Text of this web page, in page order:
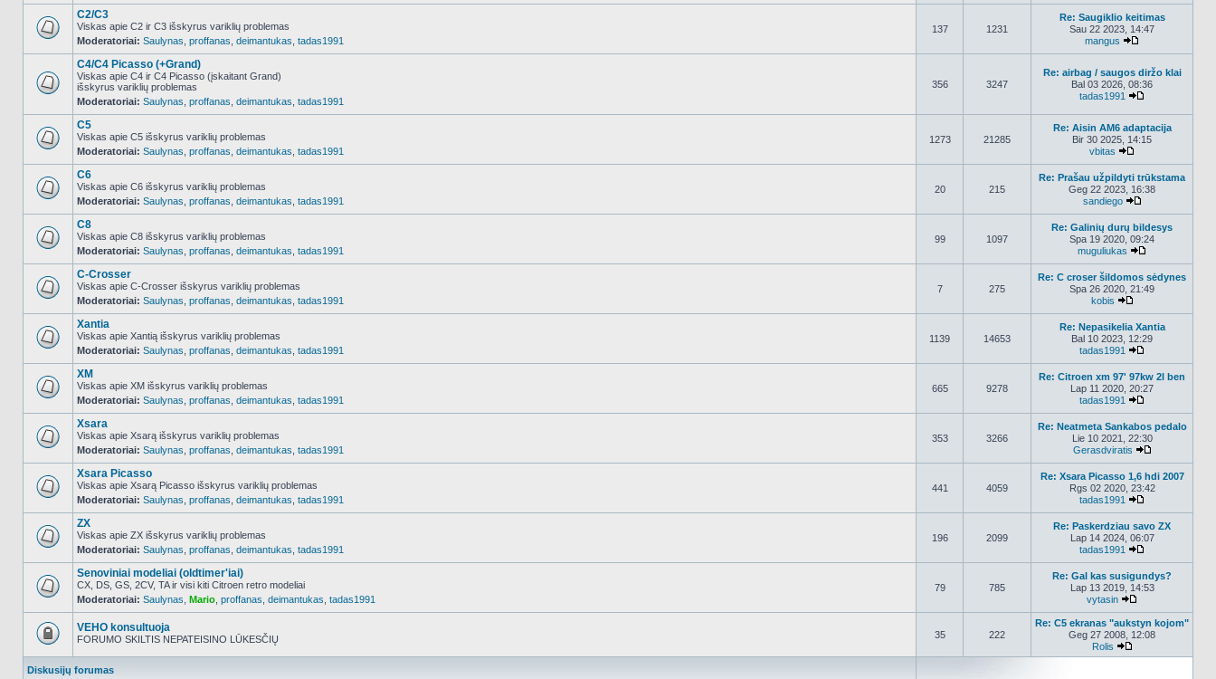
NO_UNREAD_POSTS
C2/C3
Viskas apie C2 ir C3 išskyrus variklių problemas
Moderatoriai: Saulynas proffanas deimantukas tadas1991
137 1231
Re: Saugiklio keitimas
Sau 22 2023, 14:47
mangus
NO_UNREAD_POSTS
C4/C4 Picasso (+Grand)
Viskas apie C4 ir C4 Picasso (įskaitant Grand)
išskyrus variklių problemas
Moderatoriai: Saulynas proffanas deimantukas tadas1991
356 3247
Re: airbag / saugos diržo klai
Bal 03 2026, 08:36
tadas1991
NO_UNREAD_POSTS
C5
Viskas apie C5 išskyrus variklių problemas
Moderatoriai: Saulynas proffanas deimantukas tadas1991
1273 21285
Re: Aisin AM6 adaptacija
Bir 30 2025, 14:15
vbitas
NO_UNREAD_POSTS
C6
Viskas apie C6 išskyrus variklių problemas
Moderatoriai: Saulynas proffanas deimantukas tadas1991
20 215
Re: Prašau užpildyti trūkstama
Geg 22 2023, 16:38
sandiego
NO_UNREAD_POSTS
C8
Viskas apie C8 išskyrus variklių problemas
Moderatoriai: Saulynas proffanas deimantukas tadas1991
99 1097
Re: Galinių durų bildesys
Spa 19 2020, 09:24
muguliukas
NO_UNREAD_POSTS
C-Crosser
Viskas apie C-Crosser išskyrus variklių problemas
Moderatoriai: Saulynas proffanas deimantukas tadas1991
7 275
Re: C croser šildomos sėdynes
Spa 26 2020, 21:49
kobis
NO_UNREAD_POSTS
Xantia
Viskas apie Xantią išskyrus variklių problemas
Moderatoriai: Saulynas proffanas deimantukas tadas1991
1139 14653
Re: Nepasikelia Xantia
Bal 10 2023, 12:29
tadas1991
NO_UNREAD_POSTS
XM
Viskas apie XM išskyrus variklių problemas
Moderatoriai: Saulynas proffanas deimantukas tadas1991
665 9278
Re: Citroen xm 97' 97kw 2l ben
Lap 11 2020, 20:27
tadas1991
NO_UNREAD_POSTS
Xsara
Viskas apie Xsarą išskyrus variklių problemas
Moderatoriai: Saulynas proffanas deimantukas tadas1991
353 3266
Re: Neatmeta Sankabos pedalo
Lie 10 2021, 22:30
Gerasdviratis
NO_UNREAD_POSTS
Xsara Picasso
Viskas apie Xsarą Picasso išskyrus variklių problemas
Moderatoriai: Saulynas proffanas deimantukas tadas1991
441 4059
Re: Xsara Picasso 1,6 hdi 2007
Rgs 02 2020, 23:42
tadas1991
NO_UNREAD_POSTS
ZX
Viskas apie ZX išskyrus variklių problemas
Moderatoriai: Saulynas proffanas deimantukas tadas1991
196 2099
Re: Paskerdziau savo ZX
Lap 14 2024, 06:07
tadas1991
NO_UNREAD_POSTS
Senoviniai modeliai (oldtimer'iai)
CX, DS, GS, 2CV, TA ir visi kiti Citroen retro modeliai
Moderatoriai: Saulynas Mario proffanas deimantukas tadas1991
79 785
Re: Gal kas susigundys?
Lap 13 2019, 14:53
vytasin
užrakintas
VEHO konsultuoja
FORUMO SKILTIS NEPATEISINO LŪKESČIŲ 35 222
Re: C5 ekranas "aukstyn kojom"
Geg 27 2008, 12:08
Rolis
Peržiūrėti
Diskusijų forumas